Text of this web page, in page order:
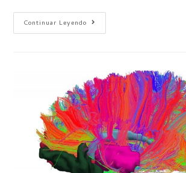
Continuar Leyendo